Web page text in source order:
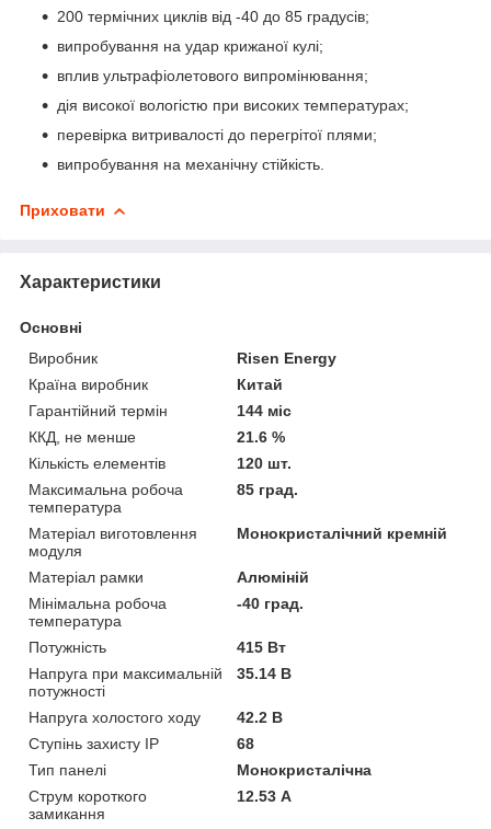
200 термічних циклів від -40 до 85 градусів;
випробування на удар крижаної кулі;
вплив ультрафіолетового випромінювання;
дія високої вологістю при високих температурах;
перевірка витривалості до перегрітої плями;
випробування на механічну стійкість.
Приховати
Характеристики
Основні
Виробник
Risen Energy
Країна виробник
Китай
Гарантійний термін
144 міс
ККД, не менше
21.6 %
Кількість елементів
120 шт.
Максимальна робоча
температура
85 град.
Матеріал виготовлення
модуля
Монокристалічний кремній
Матеріал рамки
Алюміній
Мінімальна робоча
температура
-40 град.
Потужність
415 Вт
Напруга при максимальній
потужності
35.14 В
Напруга холостого ходу
42.2 В
Ступінь захисту IP
68
Тип панелі
Монокристалічна
Струм короткого
замикання
12.53 А